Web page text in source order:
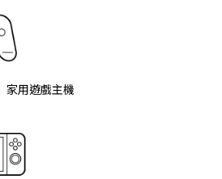
家用遊戲主機